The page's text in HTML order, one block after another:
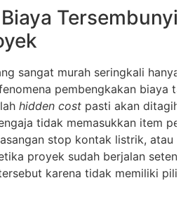
Tersembunyi
sangat murah seringkali
pembengkakan biaya
hidden cost pasti akan
tidak memasukkan item
stop kontak listrik, atau
proyek sudah berjalan
karena tidak memiliki